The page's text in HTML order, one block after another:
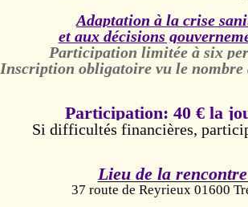
Adaptation à la crise
et aux décisions
Participation limitée à six
Inscription obligatoire vu le nombre
Participation: 40 € la
Si difficultés financières,
Lieu de la
37 route de Reyrieux 01600